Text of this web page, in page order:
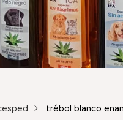
trébol blanco